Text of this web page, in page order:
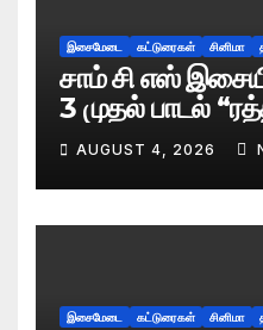
இசைமேடை கட்டுரைகள் சினிமா
சாம் சி எஸ்
3 முதல் பாடல்
AUGUST 4, 2026
இசைமேடை கட்டுரைகள் சினிமா